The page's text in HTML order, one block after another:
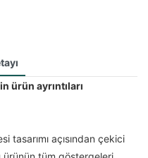
ürün ayrıntıları
tasarımı açısından çekici